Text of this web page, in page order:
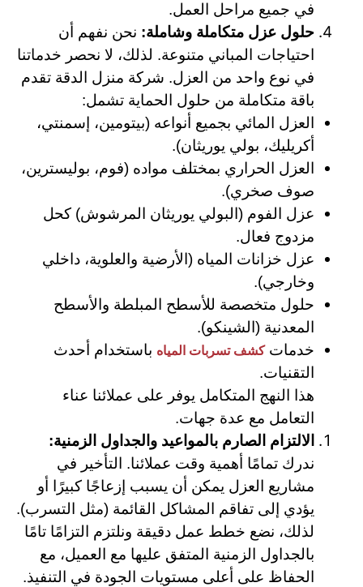
في جميع مراحل العمل.
حلول عزل متكاملة وشاملة: نحن نفهم أن
احتياجات المباني متنوعة. لذلك، لا نحصر خدماتنا
في نوع واحد من العزل. شركة منزل الدقة تقدم
باقة متكاملة من حلول الحماية تشمل:
العزل المائي بجميع أنواعه (بيتومين، إسمنتي،
أكريليك، بولي يوريثان).
العزل الحراري بمختلف مواده (فوم، بوليسترين،
صوف صخري).
عزل الفوم (البولي يوريثان المرشوش) كحل
مزدوج فعال.
عزل خزانات المياه (الأرضية والعلوية، داخلي
وخارجي).
حلول متخصصة للأسطح المبلطة والأسطح
المعدنية (الشينكو).
خدماتكشف تسربات المياه باستخدام أحدث
التقنيات.
هذا النهج المتكامل يوفر على عملائنا عناء
التعامل مع عدة جهات.
الالتزام الصارم بالمواعيد والجداول الزمنية:
ندرك تمامًا أهمية وقت عملائنا. التأخير في
مشاريع العزل يمكن أن يسبب إزعاجًا كبيرًا أو
يؤدي إلى تفاقم المشاكل القائمة (مثل التسرب).
لذلك، نضع خطط عمل دقيقة ونلتزم التزامًا تامًا
بالجداول الزمنية المتفق عليها مع العميل، مع
الحفاظ على أعلى مستويات الجودة في التنفيذ.